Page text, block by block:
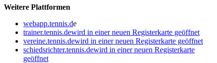
Weitere Plattformen
webapp.tennis.de
trainer.tennis.dewird in einer neuen Registerkarte geöffnet
vereine.tennis.dewird in einer neuen Registerkarte geöffnet
schiedsrichter.tennis.dewird in einer neuen Registerkarte
geöffnet